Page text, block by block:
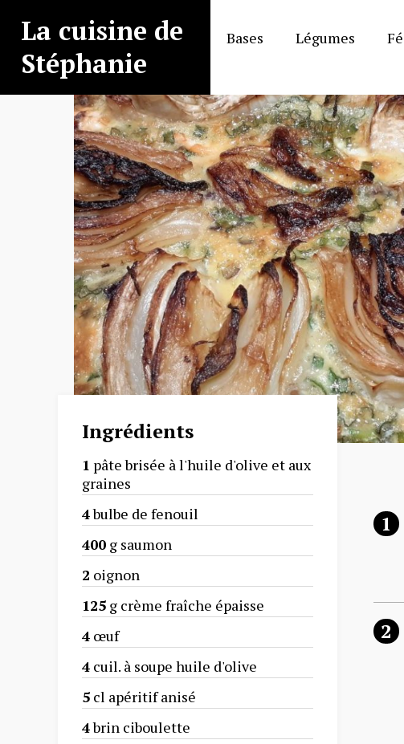
contenu
La cuisine de
Stéphanie
Bases Légumes
Ingrédients
1 pâte brisée à l'huile d'olive et aux
graines
4bulbe de fenouil
400 g saumon
2 oignon
125 g crème fraîche épaisse
4 œuf
4 cuil. à soupe huile d'olive
5 cl apéritif anisé
4brin ciboulette